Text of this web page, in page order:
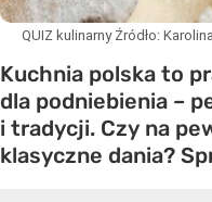
QUIZ kulinarny Źródło:
Kuchnia polska to
dla podniebienia –
i tradycji. Czy na
klasyczne dania?